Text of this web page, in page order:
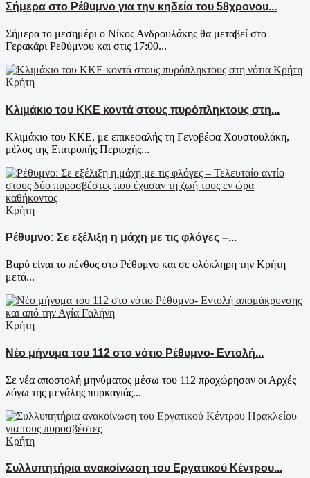
Σήμερα στο Ρέθυμνο για την κηδεία του 58χρονου...
Σήμερα το μεσημέρι ο Νίκος Ανδρουλάκης θα μεταβεί στο
Γερακάρι Ρεθύμνου και στις 17:00...
Κρήτη
Κλιμάκιο του ΚΚΕ κοντά στους πυρόπληκτους στη...
Κλιμάκιο του ΚΚΕ, με επικεφαλής τη Γενοβέφα Χουστουλάκη,
μέλος της Επιτροπής Περιοχής...
Κρήτη
Ρέθυμνο: Σε εξέλιξη η μάχη με τις φλόγες –...
Βαρύ είναι το πένθος στο Ρέθυμνο και σε ολόκληρη την Κρήτη
μετά...
Κρήτη
Νέο μήνυμα του 112 στο νότιο Ρέθυμνο- Εντολή...
Σε νέα αποστολή μηνύματος μέσω του 112 προχώρησαν οι Αρχές
λόγω της μεγάλης πυρκαγιάς...
Κρήτη
Συλλυπητήρια ανακοίνωση του Εργατικού Κέντρου...